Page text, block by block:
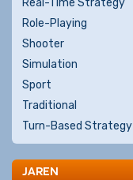
Real-Time Strategy
Role-Playing
Shooter
Simulation
Sport
Traditional
Turn-Based Strategy
JAREN